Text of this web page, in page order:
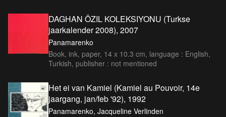
DAGHAN ÖZIL KOLEKSIYONU (Turkse
jaarkalender 2008), 2007
Panamarenko
Book, ink, paper, 14 x 10.3 cm, language : English,
Turkish, publisher : not mentioned
Het ei van Kamiel (Kamiel au Pouvoir, 14e
jaargang, jan/feb '92), 1992
Panamarenko, Jacqueline Verlinden